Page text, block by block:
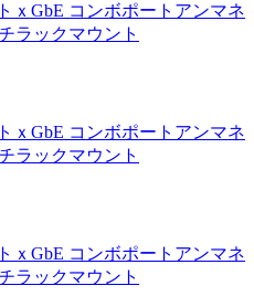
ｘGbE コンボポートアンマネ
ラックマウント
ｘGbE コンボポートアンマネ
ラックマウント
ｘGbE コンボポートアンマネ
ラックマウント